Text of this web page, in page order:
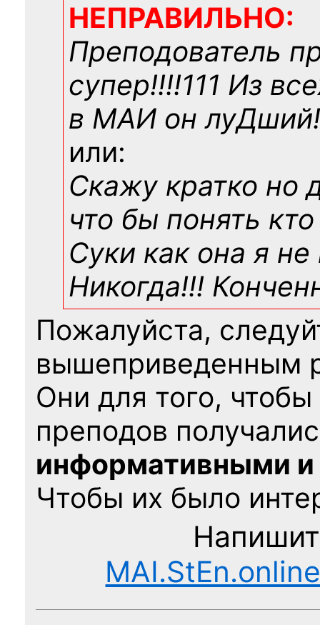
НЕПРАВИЛЬНО:
Преподователь
супер!!!!111 Из
в МАИ он
или:
Скажу кратко но
что бы понять
Суки как она я не
Никогда!!!
Пожалуйста,
вышеприведенным
Они для того,
преподов
информативными
Чтобы их было